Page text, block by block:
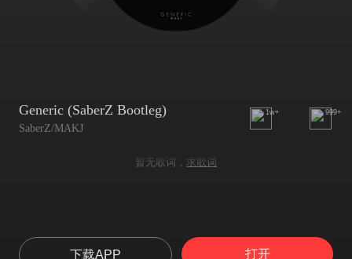
Generic (SaberZ Bootleg)
SaberZ/MAKJ
1w+ 999+
暂无歌词， 求歌词
下载APP 打开